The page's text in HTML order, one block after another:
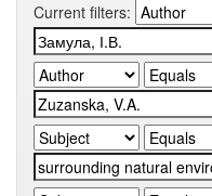
Current filters: